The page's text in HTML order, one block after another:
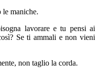
maniche.
lavorare e tu pensi ai
Se ti ammali e non vieni
non taglio la corda.